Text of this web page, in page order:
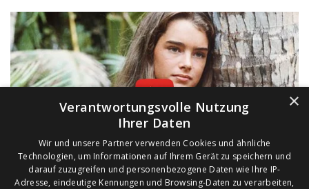
×
Verantwortungsvolle Nutzung
Ihrer Daten
Wir und unsere Partner verwenden Cookies und ähnliche
Technologien, um Informationen auf Ihrem Gerät zu speichern und
darauf zuzugreifen und personenbezogene Daten wie Ihre IP-
Adresse, eindeutige Kennungen und Browsing-Daten zu verarbeiten,